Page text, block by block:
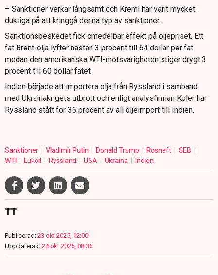
– Sanktioner verkar långsamt och Kreml har varit mycket
duktiga på att kringgå denna typ av sanktioner.
Sanktionsbeskedet fick omedelbar effekt på oljepriset. Ett
fat Brent-olja lyfter nästan 3 procent till 64 dollar per fat
medan den amerikanska WTI-motsvarigheten stiger drygt 3
procent till 60 dollar fatet.
Indien började att importera olja från Ryssland i samband
med Ukrainakrigets utbrott och enligt analysfirman Kpler har
Ryssland stått för 36 procent av all oljeimport till Indien.
Sanktioner Vladimir Putin Donald Trump Rosneft
SEB
WTI
Lukoil Ryssland USA Ukraina Indien
TT
Publicerad: 23 okt 2025, 12:00
Uppdaterad: 24 okt 2025, 08:36